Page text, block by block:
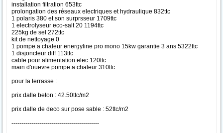
installation filtration 653ttc
prolongation des réseaux electriques et hydraulique 832ttc
1 polaris 380 et son surprsseur 1709ttc
1 electrolyseur eco-salt 20 1194ttc
225kg de sel 272ttc
kit de nettoyage 0
1 pompe a chaleur energyline pro mono 15kw garantie 3 ans 5322ttc
1 disjoncteur diff 113ttc
cable pour alimentation elec 120ttc
main d'ouevre pompe a chaleur 310ttc
pour la terrasse :
prix dalle beton : 42.50ttc/m2
prix dalle de deco sur pose sable : 52ttc/m2
--------------------------------------------